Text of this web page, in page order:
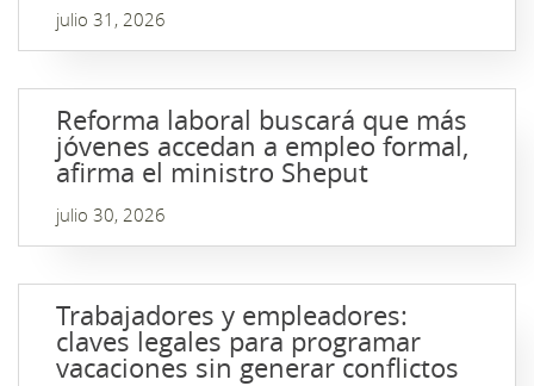
julio 31, 2026
Reforma laboral buscará que más
jóvenes accedan a empleo formal,
afirma el ministro Sheput
julio 30, 2026
Trabajadores y empleadores:
claves legales para programar
vacaciones sin generar conflictos